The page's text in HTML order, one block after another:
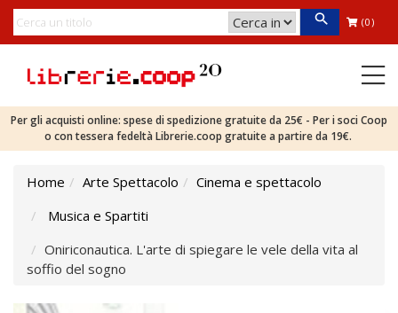
(0)
Per gli acquisti online: spese di spedizione gratuite da 25€ - Per i soci Coop
o con tessera fedeltà Librerie.coop gratuite a partire da 19€.
Home Arte Spettacolo
Cinema e spettacolo
Musica e Spartiti
Oniriconautica. L'arte di spiegare le vele della vita al
soffio del sogno